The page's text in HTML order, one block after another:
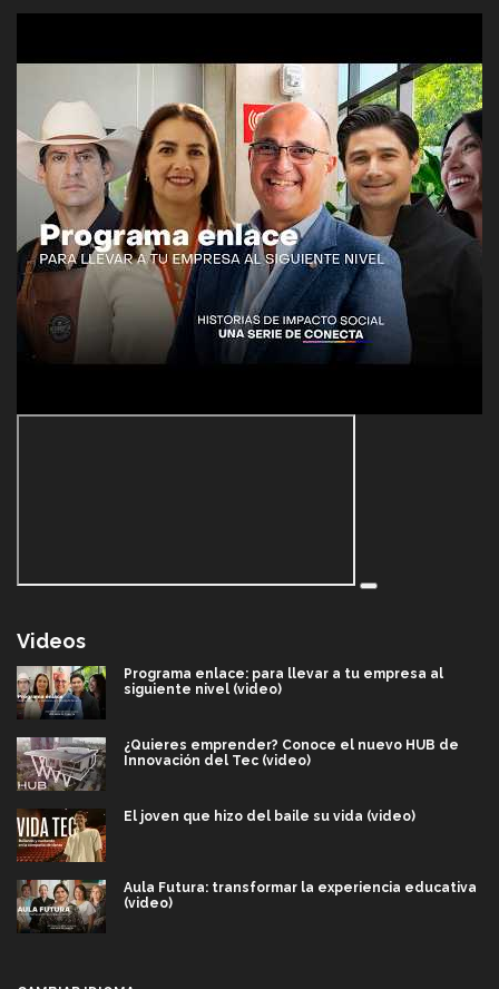
Videos
Programa enlace: para llevar a tu empresa al
siguiente nivel (video)
¿Quieres emprender? Conoce el nuevo HUB de
Innovación del Tec (video)
El joven que hizo del baile su vida (video)
Aula Futura: transformar la experiencia educativa
(video)